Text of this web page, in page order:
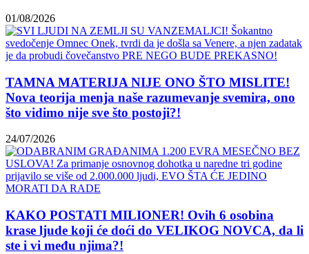
01/08/2026
TAMNA MATERIJA NIJE ONO ŠTO MISLITE!
Nova teorija menja naše razumevanje svemira, ono
što vidimo nije sve što postoji?!
24/07/2026
KAKO POSTATI MILIONER! Ovih 6 osobina
krase ljude koji će doći do VELIKOG NOVCA, da li
ste i vi među njima?!